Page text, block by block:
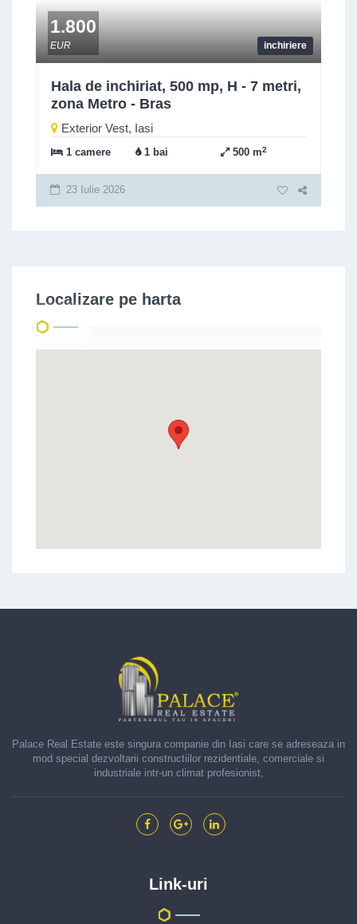
inchiriere
1.800
EUR
Hala de inchiriat, 500 mp, H - 7 metri,
zona Metro - Bras
Exterior Vest, Iasi
1 camere 1 bai 500 m2
23 Iulie 2026
Localizare pe harta
Palace Real Estate este singura companie din Iasi care se adreseaza in
mod special dezvoltarii constructiilor rezidentiale, comerciale si
industriale intr-un climat profesionist,
Link-uri